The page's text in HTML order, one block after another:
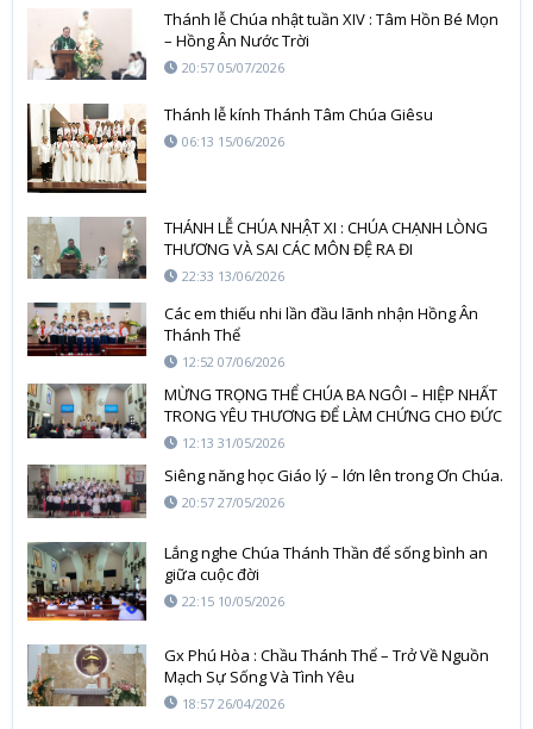
Thánh lễ Chúa nhật tuần XIV : Tâm Hồn Bé Mọn
– Hồng Ân Nước Trời
20:57 05/07/2026
Thánh lễ kính Thánh Tâm Chúa Giêsu
06:13 15/06/2026
THÁNH LỄ CHÚA NHẬT XI : CHÚA CHẠNH LÒNG
THƯƠNG VÀ SAI CÁC MÔN ĐỆ RA ĐI
22:33 13/06/2026
Các em thiếu nhi lần đầu lãnh nhận Hồng Ân
Thánh Thể
12:52 07/06/2026
MỪNG TRỌNG THỂ CHÚA BA NGÔI – HIỆP NHẤT
TRONG YÊU THƯƠNG ĐỂ LÀM CHỨNG CHO ĐỨC
TIN12:13 31/05/2026
Siêng năng học Giáo lý – lớn lên trong Ơn Chúa.
20:57 27/05/2026
Lắng nghe Chúa Thánh Thần để sống bình an
giữa cuộc đời
22:15 10/05/2026
Gx Phú Hòa : Chầu Thánh Thể – Trở Về Nguồn
Mạch Sự Sống Và Tình Yêu
18:57 26/04/2026